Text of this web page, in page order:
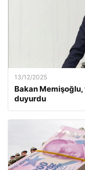
13/12/2025
Bakan Memişoğlu,
duyurdu